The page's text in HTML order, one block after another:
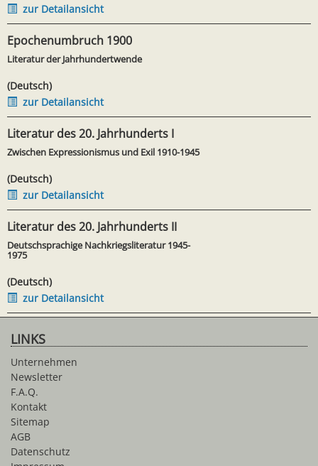
zur Detailansicht
Epochenumbruch 1900
Literatur der Jahrhundertwende
(Deutsch)
zur Detailansicht
Literatur des 20. Jahrhunderts I
Zwischen Expressionismus und Exil 1910-1945
(Deutsch)
zur Detailansicht
Literatur des 20. Jahrhunderts II
Deutschsprachige Nachkriegsliteratur 1945-
1975
(Deutsch)
zur Detailansicht
LINKS
Unternehmen
Newsletter
F.A.Q.
Kontakt
Sitemap
AGB
Datenschutz